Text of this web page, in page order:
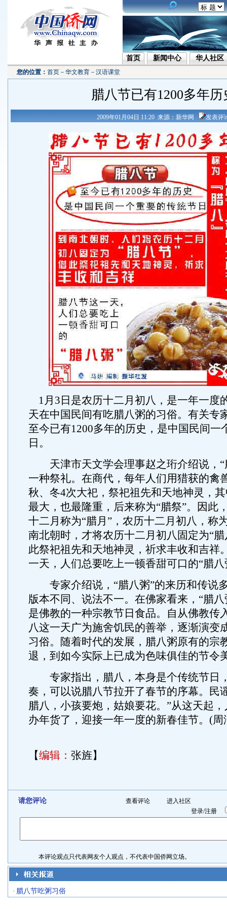
首页 新闻中心 华人社区
您的位置： 首页 － 华文教育 － 汉语课堂
腊八节已有1200多年历
2009年01月04日 11:20 来源：新华网 发表评
1月3日是农历十二月初八，是一年一度
天在中国民间有吃腊八粥的习俗。有关专
至今已有1200多年的历史，是中国民间一
日。
天津市天文学会理事赵之珩介绍说，“
一种祭礼。在商代，每年人们用猎获的禽
秋、冬4次大祀，祭祀祖先和天地神灵，
最大，也最隆重，后来称为“腊祭”。因此
十二月称为“腊月”，农历十二月初八，称
南北朝时，才将农历十二月初八固定为“
此祭祀祖先和天地神灵，祈求丰收和吉祥
一天，人们总要吃上一顿香甜可口的“腊八
专家介绍说，“腊八粥”的来历和传说
版本不同、说法不一。在佛家看来，“腊
是佛教的一种宗教节日食品。自从佛教传
八这一天广为施舍饥民的善举，逐渐演变
习俗。随着时代的发展，腊八粥原有的宗
退，到如今实际上已成为色味俱佳的节令
专家指出，腊八，本身是个传统节日
奏，可以说腊八节拉开了春节的序幕。民
腊八，小孩要炮，姑娘要花。”从这天起
办年货了，迎接一年一度的新春佳节。(周
【编辑： 张旌】
请您评论 查看评论
进入社区
登录/注册
本评论观点只代表网友个人观点，不代表中国侨网立场。
· 腊八节吃粥习俗